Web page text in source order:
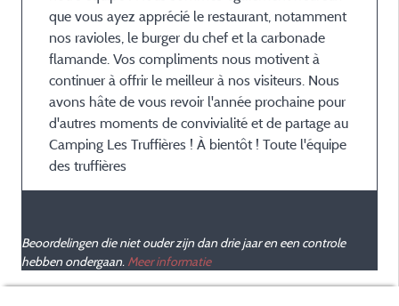
que vous ayez apprécié le restaurant, notamment
nos ravioles, le burger du chef et la carbonade
flamande. Vos compliments nous motivent à
continuer à offrir le meilleur à nos visiteurs. Nous
avons hâte de vous revoir l'année prochaine pour
d'autres moments de convivialité et de partage au
Camping Les Truffières ! À bientôt ! Toute l'équipe
des truffières
Beoordelingen die niet ouder zijn dan drie jaar en een controle
hebben ondergaan. Meer informatie